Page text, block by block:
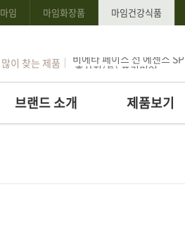
마임 마임화장품 마임건강식품
많이 찾는 제품
홍삼진(眞) 프리미엄
브랜드 소개 제품보기